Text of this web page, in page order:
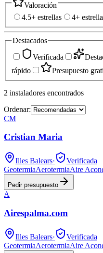
Valoración
4.5+ estrellas
4+
Destacados
Verificada
rápido
Presupuesto
2 instaladores encontrados
Ordenar:
CM
Cristian Maria
Illes Balears·
Verificada
GeotermiaAerotermiaAire
Pedir presupuesto
A
Airespalma.com
Illes Balears·
Verificada
GeotermiaAerotermiaAire